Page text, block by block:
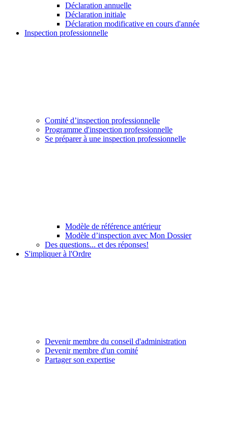
Déclaration annuelle
Déclaration initiale
Déclaration modificative en cours d'année
Inspection professionnelle
Comité d’inspection professionnelle
Programme d'inspection professionnelle
Se préparer à une inspection professionnelle
Modèle de référence antérieur
Modèle d’inspection avec Mon Dossier
Des questions... et des réponses!
S'impliquer à l'Ordre
Devenir membre du conseil d'administration
Devenir membre d'un comité
Partager son expertise